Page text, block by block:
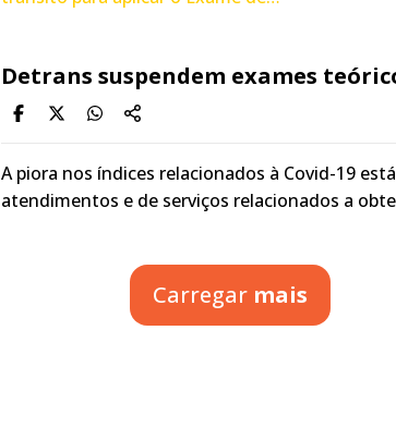
Detrans suspendem exames
A piora nos índices relacionados à Covid-19
atendimentos e de serviços relacionados a
Carregar mais